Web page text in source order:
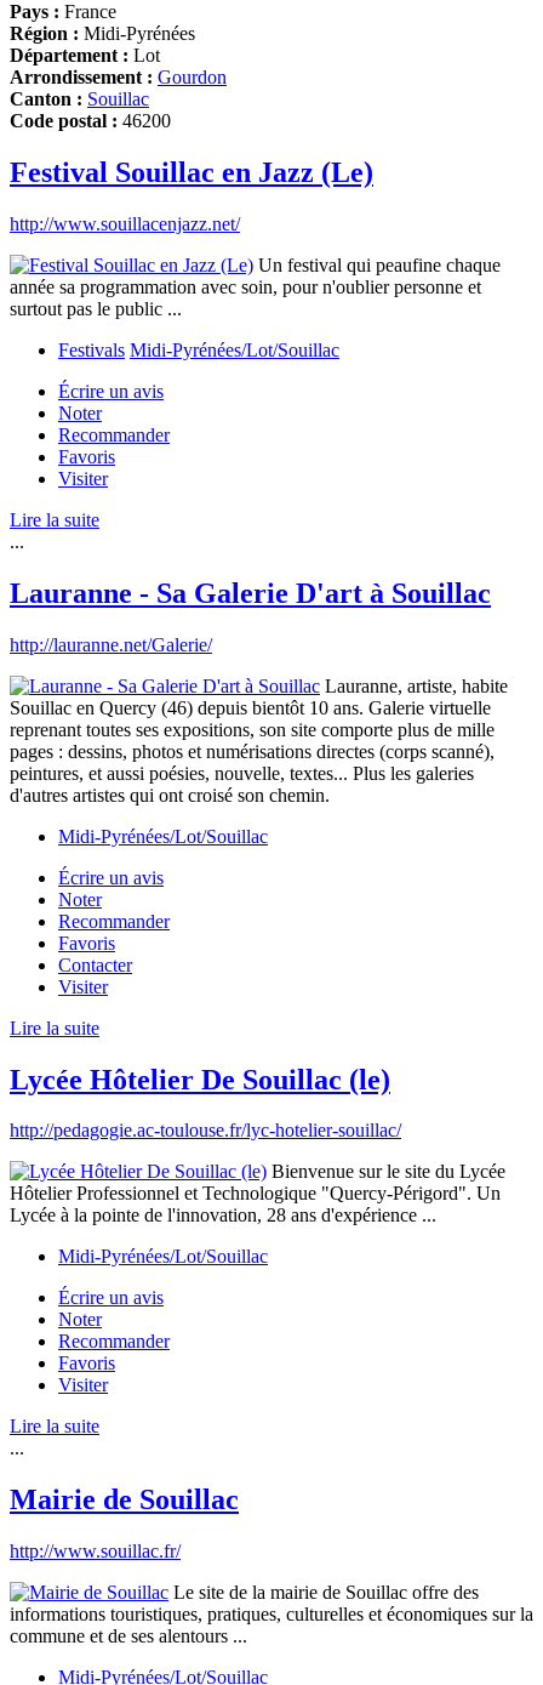
Pays : France
Région : Midi-Pyrénées
Département : Lot
Arrondissement : Gourdon
Canton : Souillac
Code postal : 46200
Festival Souillac en Jazz (Le)
http://www.souillacenjazz.net/
Un festival qui peaufine chaque
année sa programmation avec soin, pour n'oublier personne et
surtout pas le public ...
Festivals Midi-Pyrénées/Lot/Souillac
Écrire un avis
Noter
Recommander
Favoris
Visiter
Lire la suite
...
Lauranne - Sa Galerie D'art à Souillac
http://lauranne.net/Galerie/
Lauranne, artiste, habite
Souillac en Quercy (46) depuis bientôt 10 ans. Galerie virtuelle
reprenant toutes ses expositions, son site comporte plus de mille
pages : dessins, photos et numérisations directes (corps scanné),
peintures, et aussi poésies, nouvelle, textes... Plus les galeries
d'autres artistes qui ont croisé son chemin.
Midi-Pyrénées/Lot/Souillac
Écrire un avis
Noter
Recommander
Favoris
Contacter
Visiter
Lire la suite
Lycée Hôtelier De Souillac (le)
http://pedagogie.ac-toulouse.fr/lyc-hotelier-souillac/
Bienvenue sur le site du Lycée
Hôtelier Professionnel et Technologique "Quercy-Périgord". Un
Lycée à la pointe de l'innovation, 28 ans d'expérience ...
Midi-Pyrénées/Lot/Souillac
Écrire un avis
Noter
Recommander
Favoris
Visiter
Lire la suite
...
Mairie de Souillac
http://www.souillac.fr/
Le site de la mairie de Souillac offre des
informations touristiques, pratiques, culturelles et économiques sur la
commune et de ses alentours ...
Midi-Pyrénées/Lot/Souillac